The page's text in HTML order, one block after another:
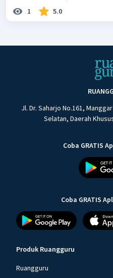
1 5.0
Jl. Dr. Saharjo No.161,
Selatan, Daerah
Coba GRATIS
Coba GRATIS
Produk Ruangguru
Ruangguru